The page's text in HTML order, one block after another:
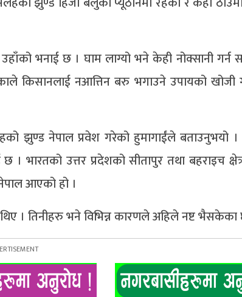
भनाई छ । घाम लाग्यो भने केही नोक्सानी
किसानलाई नआत्तिन बरु भगाउने उपायको खोजी
झुण्ड नेपाल प्रवेश गरेको हुमागाईंले बताउनुभयो
भारतको उत्तर प्रदेशको सीतापुर तथा बहराइच
आएको हो ।
। तिनीहरु भने विभिन्न कारणले अहिले नष्ट